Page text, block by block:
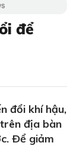
để
đổi khí hậu,
địa bàn
Ðể giảm